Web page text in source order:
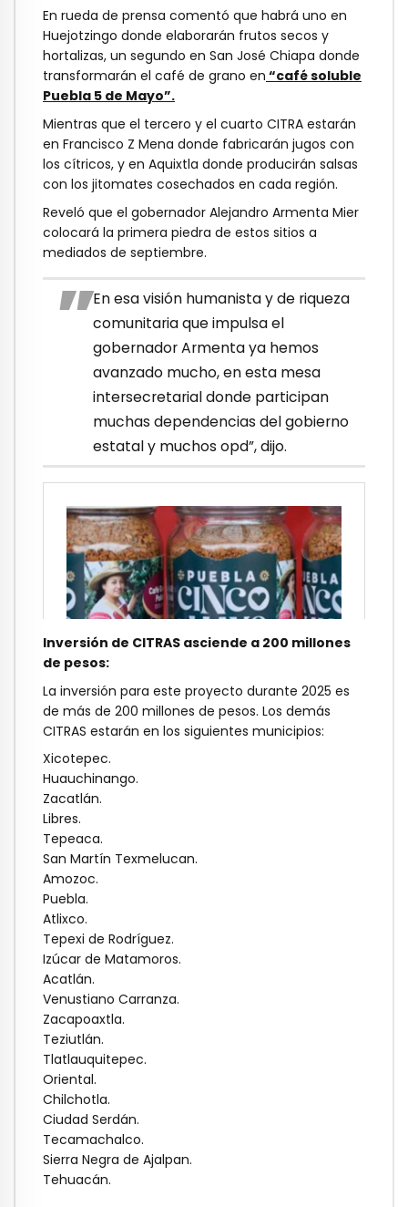
En rueda de prensa comentó que habrá uno en
Huejotzingo donde elaborarán frutos secos y
hortalizas, un segundo en San José Chiapa donde
transformarán el café de grano en “café soluble
Puebla 5 de Mayo”.
Mientras que el tercero y el cuarto CITRA estarán
en Francisco Z Mena donde fabricarán jugos con
los cítricos, y en Aquixtla donde producirán salsas
con los jitomates cosechados en cada región.
Reveló que el gobernador Alejandro Armenta Mier
colocará la primera piedra de estos sitios a
mediados de septiembre.
En esa visión humanista y de riqueza
comunitaria que impulsa el
gobernador Armenta ya hemos
avanzado mucho, en esta mesa
intersecretarial donde participan
muchas dependencias del gobierno
estatal y muchos opd”, dijo.
Inversión de CITRAS asciende a 200 millones
de pesos:
La inversión para este proyecto durante 2025 es
de más de 200 millones de pesos. Los demás
CITRAS estarán en los siguientes municipios:
Xicotepec.
Huauchinango.
Zacatlán.
Libres.
Tepeaca.
San Martín Texmelucan.
Amozoc.
Puebla.
Atlixco.
Tepexi de Rodríguez.
Izúcar de Matamoros.
Acatlán.
Venustiano Carranza.
Zacapoaxtla.
Teziutlán.
Tlatlauquitepec.
Oriental.
Chilchotla.
Ciudad Serdán.
Tecamachalco.
Sierra Negra de Ajalpan.
Tehuacán.